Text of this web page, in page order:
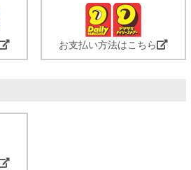
お支払い方法はこちら